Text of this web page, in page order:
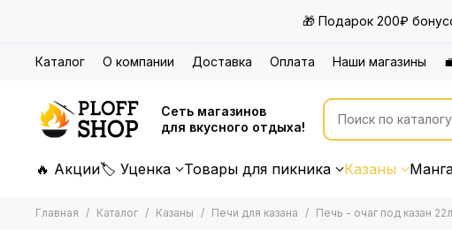
🎁 Подарок 200₽
Каталог О компании Доставка Оплата Наши магазины
Сеть магазинов
для вкусного отдыха!
🔥 Акции🏷 Уценка Товары для пикника Казаны
Главная Каталог Казаны Печи для казана Печь - очаг под казан 22л